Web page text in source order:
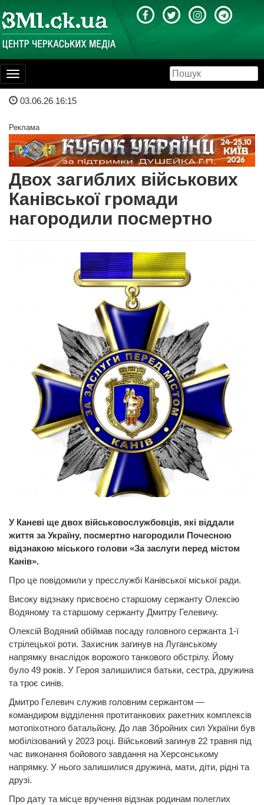
Toggle
navigation
03.06.26 16:15
Реклама
Двох загиблих військових
Канівської громади
нагородили посмертно
У Каневі ще двох військовослужбовців, які віддали
життя за Україну, посмертно нагородили Почесною
відзнакою міського голови «За заслуги перед містом
Канів».
Про це повідомили у пресслужбі Канівської міської ради.
Високу відзнаку присвоєно старшому сержанту Олексію
Водяному та старшому сержанту Дмитру Гелевичу.
Олексій Водяний обіймав посаду головного сержанта 1-ї
стрілецької роти. Захисник загинув на Луганському
напрямку внаслідок ворожого танкового обстрілу. Йому
було 49 років. У Героя залишилися батьки, сестра, дружина
та троє синів.
Дмитро Гелевич служив головним сержантом —
командиром відділення протитанкових ракетних комплексів
мотопіхотного батальйону. До лав Збройних сил України був
мобілізований у 2023 році. Військовий загинув 22 травня під
час виконання бойового завдання на Херсонському
напрямку. У нього залишилися дружина, мати, діти, рідні та
друзі.
Про дату та місце вручення відзнак родинам полеглих